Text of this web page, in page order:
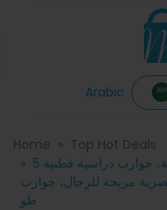
Arabic
Home
Top Hot Deals
5 أزواج من جوارب الرجال الملونة المخططة، جوارب دراسية قطنية
مريحة للرجال، جوارب
طو